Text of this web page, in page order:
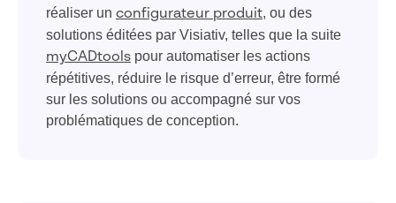
réaliser un configurateur produit, ou des
solutions éditées par Visiativ, telles que la suite
myCADtools pour automatiser les actions
répétitives, réduire le risque d’erreur, être formé
sur les solutions ou accompagné sur vos
problématiques de conception.